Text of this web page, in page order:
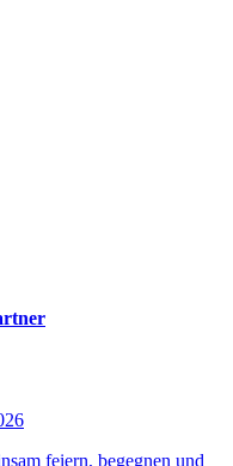
feiern, begegnen und